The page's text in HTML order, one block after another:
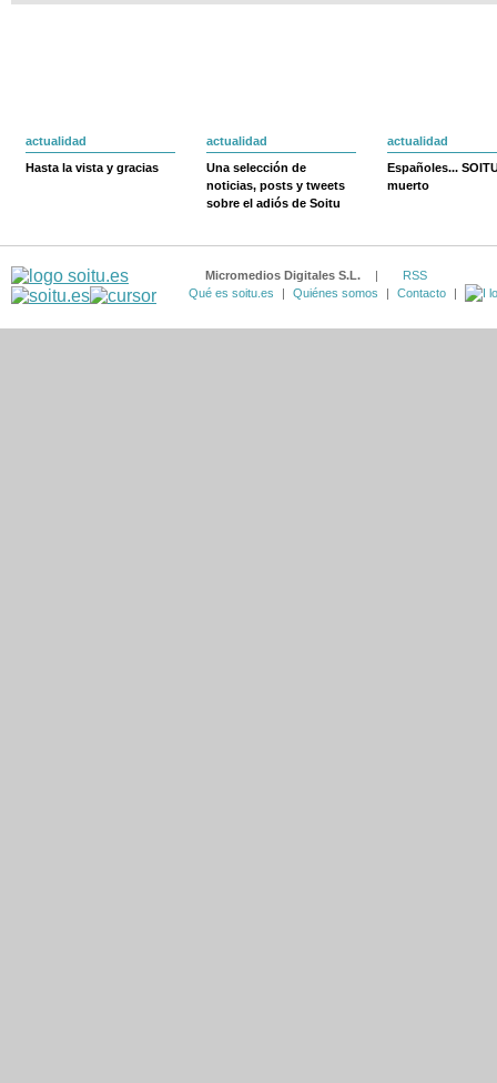
actualidad
Hasta la vista y gracias
actualidad
Una selección de
noticias, posts y tweets
sobre el adiós de Soitu
actualidad
Españoles...
muerto
Micromedios Digitales S.L. |
RSS
Qué es soitu.es
| Quiénes somos | Contacto |